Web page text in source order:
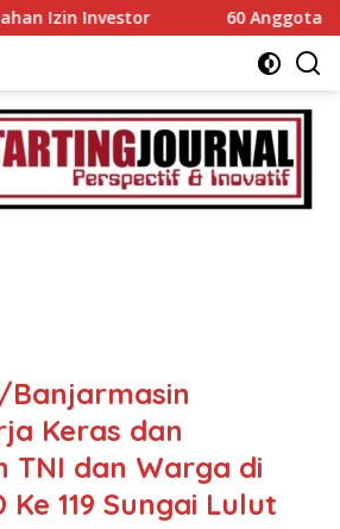
60 Anggota Kontingen
Banjarmasin
Keras dan
TNI dan Warga di
Ke 119 Sungai Lulut